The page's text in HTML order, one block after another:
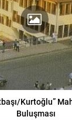
Kurtoğlu”
Buluşması